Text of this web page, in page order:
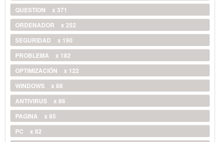
QUESTION
x 371
ORDENADOR
x 252
SEGURIDAD
x 190
PROBLEMA
x 182
OPTIMIZACIÓN
x 122
WINDOWS
x 88
ANTIVIRUS
x 86
PAGINA
x 85
PC
x 82